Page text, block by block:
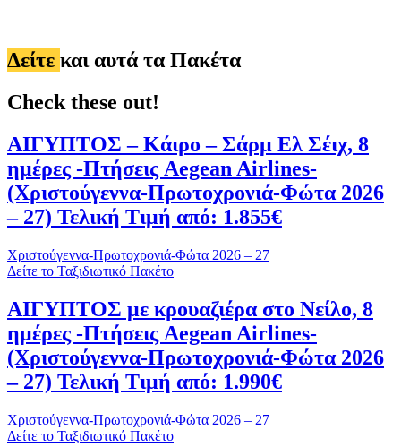
Δείτε και αυτά τα Πακέτα
Check these out!
ΑΙΓΥΠΤΟΣ – Κάιρο – Σάρμ Ελ Σέιχ, 8
ημέρες -Πτήσεις Aegean Airlines-
(Χριστούγεννα-Πρωτοχρονιά-Φώτα 2026
– 27) Τελική Τιμή από: 1.855€
Χριστούγεννα-Πρωτοχρονιά-Φώτα 2026 – 27
Δείτε το Ταξιδιωτικό Πακέτο
ΑΙΓΥΠΤΟΣ με κρουαζιέρα στο Νείλο, 8
ημέρες -Πτήσεις Aegean Airlines-
(Χριστούγεννα-Πρωτοχρονιά-Φώτα 2026
– 27) Τελική Τιμή από: 1.990€
Χριστούγεννα-Πρωτοχρονιά-Φώτα 2026 – 27
Δείτε το Ταξιδιωτικό Πακέτο